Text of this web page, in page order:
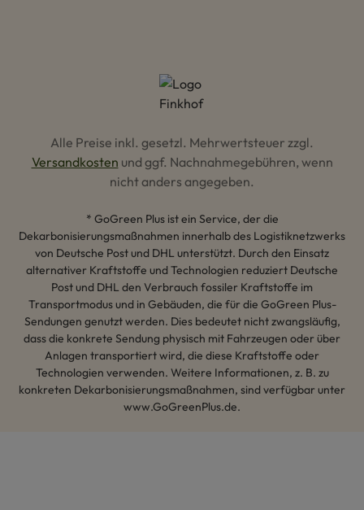
Alle Preise inkl. gesetzl. Mehrwertsteuer zzgl.
Versandkosten und ggf. Nachnahmegebühren, wenn
nicht anders angegeben.
* GoGreen Plus ist ein Service, der die
Dekarbonisierungsmaßnahmen innerhalb des Logistiknetzwerks
von Deutsche Post und DHL unterstützt. Durch den Einsatz
alternativer Kraftstoffe und Technologien reduziert Deutsche
Post und DHL den Verbrauch fossiler Kraftstoffe im
Transportmodus und in Gebäuden, die für die GoGreen Plus-
Sendungen genutzt werden. Dies bedeutet nicht zwangsläufig,
dass die konkrete Sendung physisch mit Fahrzeugen oder über
Anlagen transportiert wird, die diese Kraftstoffe oder
Technologien verwenden. Weitere Informationen, z. B. zu
konkreten Dekarbonisierungsmaßnahmen, sind verfügbar unter
www.GoGreenPlus.de.